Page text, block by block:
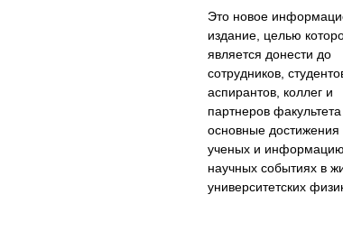
Это новое
издание, целью
является донести до
сотрудников,
аспирантов, коллег и
партнеров факультета
основные достижения
ученых и
научных событиях в
университетских